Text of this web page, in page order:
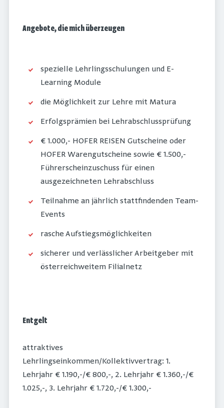
Angebote, die mich überzeugen
spezielle Lehrlingsschulungen und E-
Learning Module
die Möglichkeit zur Lehre mit Matura
Erfolgsprämien bei Lehrabschlussprüfung
€ 1.000,- HOFER REISEN Gutscheine oder
HOFER Warengutscheine sowie € 1.500,-
Führerscheinzuschuss für einen
ausgezeichneten Lehrabschluss
Teilnahme an jährlich stattfindenden Team-
Events
rasche Aufstiegsmöglichkeiten
sicherer und verlässlicher Arbeitgeber mit
österreichweitem Filialnetz
Entgelt
attraktives
Lehrlingseinkommen/Kollektivvertrag: 1.
Lehrjahr € 1.190,-/€ 800,-, 2. Lehrjahr € 1.360,-/€
1.025,-, 3. Lehrjahr € 1.720,-/€ 1.300,-